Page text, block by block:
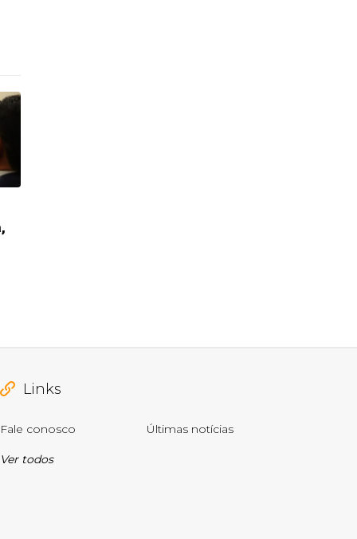
Links
Fale conosco Últimas notícias
Ver todos